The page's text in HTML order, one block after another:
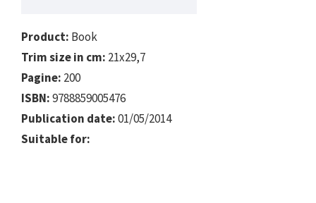
Product: Book
Trim size in cm: 21x29,7
Pagine: 200
ISBN:9788859005476
Publication date:01/05/2014
Suitable for: